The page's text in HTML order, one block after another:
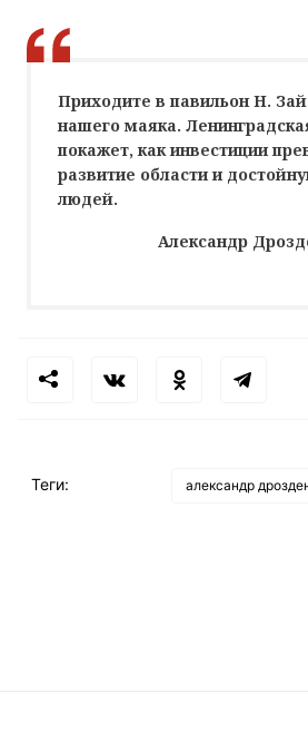
Приходите в павильон H.
нашего маяка.
покажет, как инвестиции
развитие области и
людей.
Александр
Теги: александр